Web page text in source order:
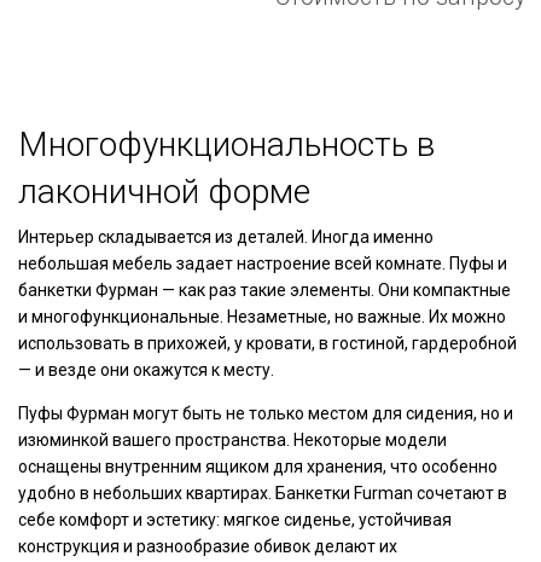
Многофункциональность в
лаконичной форме
Интерьер складывается из деталей. Иногда именно
небольшая мебель задает настроение всей комнате. Пуфы и
банкетки Фурман — как раз такие элементы. Они компактные
и многофункциональные. Незаметные, но важные. Их можно
использовать в прихожей, у кровати, в гостиной, гардеробной
— и везде они окажутся к месту.
Пуфы Фурман могут быть не только местом для сидения, но и
изюминкой вашего пространства. Некоторые модели
оснащены внутренним ящиком для хранения, что особенно
удобно в небольших квартирах. Банкетки Furman сочетают в
себе комфорт и эстетику: мягкое сиденье, устойчивая
конструкция и разнообразие обивок делают их